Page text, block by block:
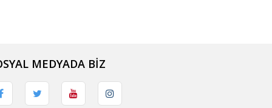
MEDYADA BİZ